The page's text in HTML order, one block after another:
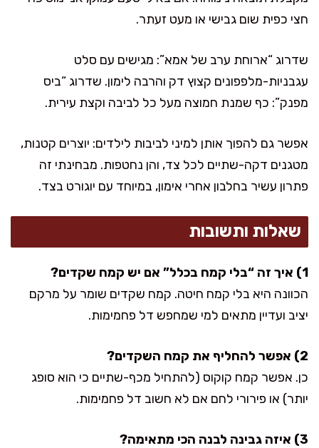
חצי כפית שום גבישי או מעט זעתר.
שדרוג “ארוחת ערב של אמא”: מגישים עם סלט
עגבניות-מלפפונים קצוץ דק והרבה לימון. שדרוג “ביס
מפנק”: כף שמנת חמוצה מעל כל לביבה וקצת עירית.
אפשר גם להפוך אותן למיני לביבות לילדים: יוצרים קטנות,
מטגנים דקה-שתיים לכל צד, והן נחטפות. מבחינתי זה
פתרון עשיר בחלבון אחרי אימון, במיוחד עם יוגורט בצד.
שאלות ותשובות
1) איך זה “בלי קמח בכלל” אם יש קמח שקדים?
הכוונה היא בלי קמח חיטה. קמח שקדים שומר על מרקם
יציב ועדיין מתאים למי שמחפש דל פחמימות.
2) אפשר להחליף את קמח השקדים?
כן. אפשר קמח קוקוס (להתחיל מכף-שתיים כי הוא סופג
יותר) או פירורי לחם אם לא חשוב דל פחמימות.
3) איזה גבינה לבנה הכי מתאימה?